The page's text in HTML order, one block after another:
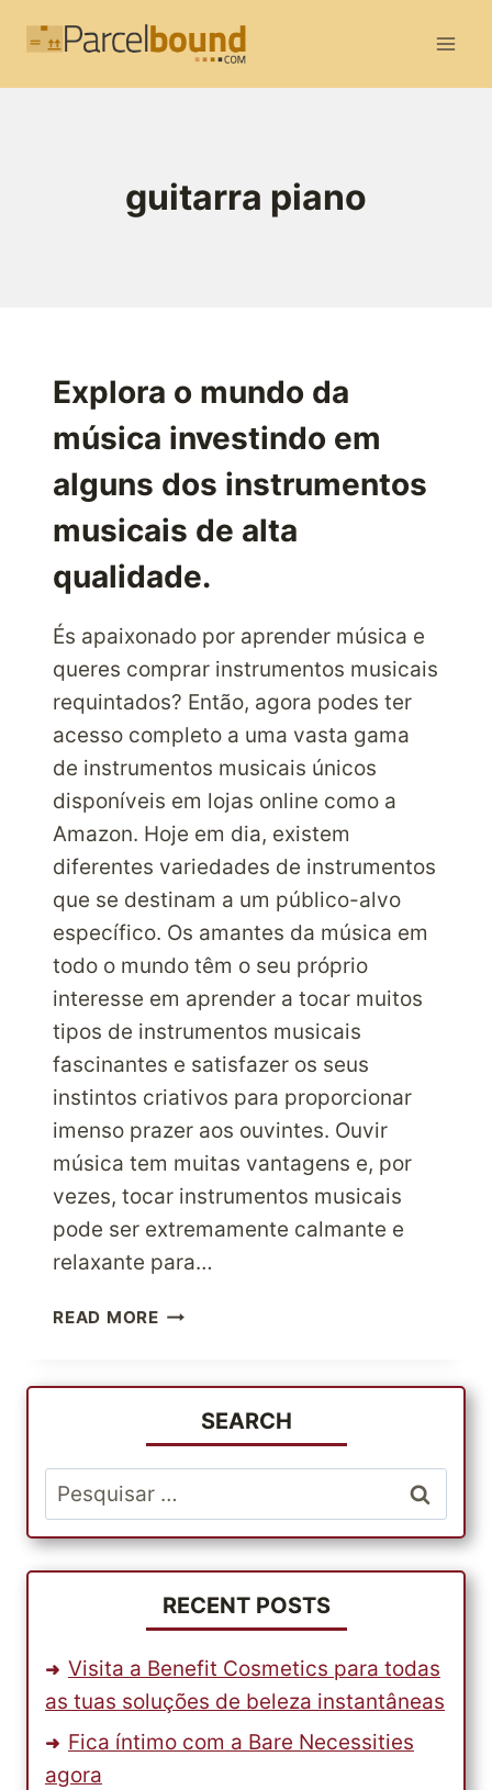
guitarra piano
Explora o mundo da
música investindo em
alguns dos instrumentos
musicais de alta
qualidade.
És apaixonado por aprender música e
queres comprar instrumentos musicais
requintados? Então, agora podes ter
acesso completo a uma vasta gama
de instrumentos musicais únicos
disponíveis em lojas online como a
Amazon. Hoje em dia, existem
diferentes variedades de instrumentos
que se destinam a um público-alvo
específico. Os amantes da música em
todo o mundo têm o seu próprio
interesse em aprender a tocar muitos
tipos de instrumentos musicais
fascinantes e satisfazer os seus
instintos criativos para proporcionar
imenso prazer aos ouvintes. Ouvir
música tem muitas vantagens e, por
vezes, tocar instrumentos musicais
pode ser extremamente calmante e
relaxante para…
READ MOREEXPLORA
DA
MÚSICA
INVESTINDO
EM
ALGUNS
DOS
INSTRUMENTOS
MUSICAIS
DE
ALTA
QUALIDADE.
SEARCH
Pesquisar
por:
RECENT POSTS
Visita a Benefit Cosmetics para todas
as tuas soluções de beleza instantâneas
Fica íntimo com a Bare Necessities
agora